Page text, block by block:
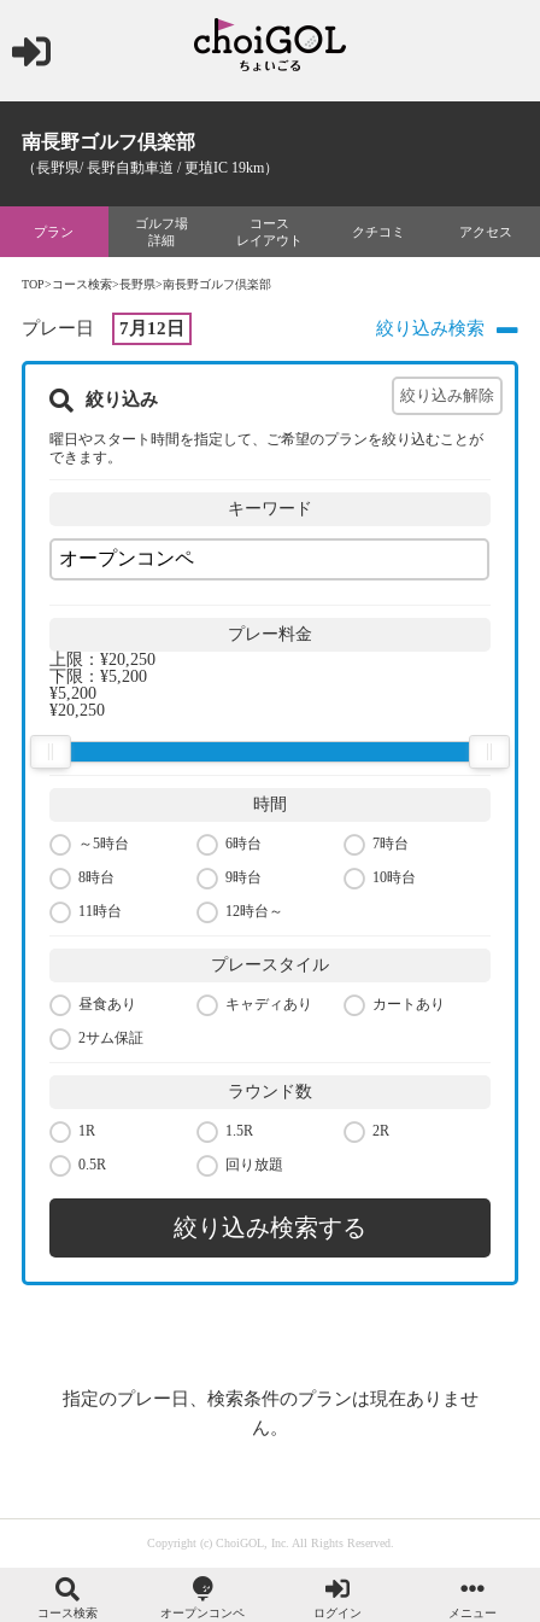
南長野ゴルフ倶楽部
（長野県/ 長野自動車道 / 更埴IC 19km）
プラン
ゴルフ場
詳細
コース
レイアウト
クチコミ アクセス
TOP>コース検索>長野県>南長野ゴルフ倶楽部
プレー日 7月12日 絞り込み検索
絞り込み
曜日やスタート時間を指定して、ご希望のプランを絞り込むことが
できます。
キーワード
プレー料金
上限： ¥20,250
下限： ¥5,200
¥5,200
¥20,250
時間
～5時台 6時台
7時台
8時台
9時台
10時台
11時台
12時台～
プレースタイル
昼食あり キャディあり
カートあり
2サム保証
ラウンド数
1R 1.5R
2R
0.5R
回り放題
指定のプレー日、検索条件のプランは現在ありませ
ん。
Copyright (c) ChoiGOL, Inc. All Rights Reserved.
コース検索 オープンコンペ ログイン メニュー